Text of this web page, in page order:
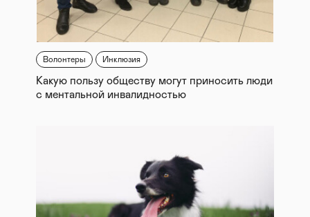
Волонтеры Инклюзия
Какую пользу обществу могут приносить люди
с ментальной инвалидностью